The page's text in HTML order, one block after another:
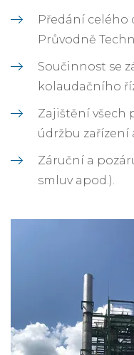
Předání celého
Průvodně
Součinnost se
kolaudačního
Zajištění všech
údržbu zařízení
Záruční a
smluv apod.).